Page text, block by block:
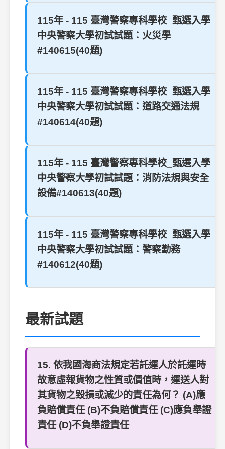
115年 - 115 臺灣警察專科學校_甄選入學
中央警察大學初試試題：火災學
#140615(40題)
115年 - 115 臺灣警察專科學校_甄選入學
中央警察大學初試試題：道路交通法規
#140614(40題)
115年 - 115 臺灣警察專科學校_甄選入學
中央警察大學初試試題：消防法規與安全
設備#140613(40題)
115年 - 115 臺灣警察專科學校_甄選入學
中央警察大學初試試題：警察勤務
#140612(40題)
最新試題
15. 依我國海商法規定若託運人於託運時
故意虛報貨物之性質或價值時，運送人對
其貨物之毀損或減少的責任為何？ (A)應
負賠償責任 (B)不負賠償責任 (C)應負舉證
責任 (D)不負舉證責任